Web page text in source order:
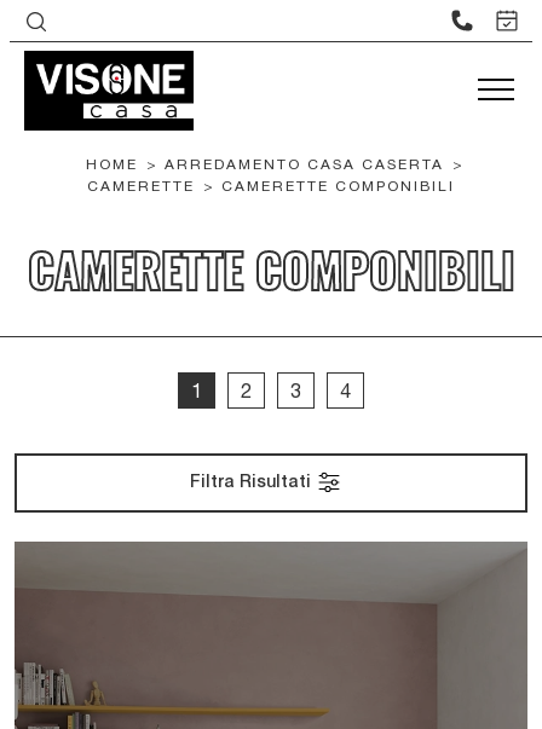
HOME > ARREDAMENTO CASA CASERTA
>
CAMERETTE
> CAMERETTE COMPONIBILI
CAMERETTE COMPONIBILI
1 2 3 4
Filtra Risultati